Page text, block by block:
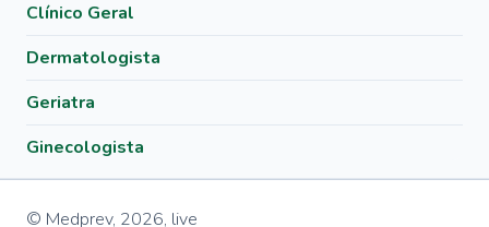
Clínico Geral
Dermatologista
Geriatra
Ginecologista
© Medprev, 2026, live